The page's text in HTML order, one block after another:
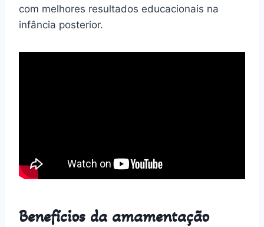
com melhores resultados educacionais na
infância posterior.
Benefícios da amamentação